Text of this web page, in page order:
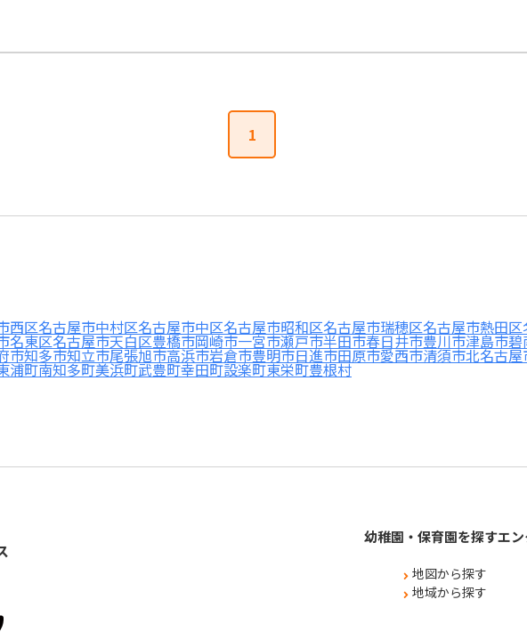
1
西区名古屋市中村区名古屋市中区名古屋市昭和区名古屋市瑞穂区名古屋市熱田区
名東区名古屋市天白区豊橋市岡崎市一宮市瀬戸市半田市春日井市豊川市津島市碧
市知多市知立市尾張旭市高浜市岩倉市豊明市日進市田原市愛西市清須市北名古屋
浦町南知多町美浜町武豊町幸田町設楽町東栄町豊根村
幼稚園・保育園を探す
地図から探す
地域から探す
エ